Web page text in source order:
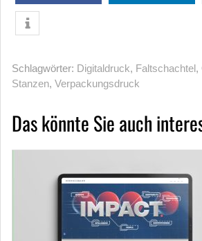
Schlagwörter: Digitaldruck, Faltschachtel,
Stanzen, Verpackungsdruck
Das könnte Sie auch